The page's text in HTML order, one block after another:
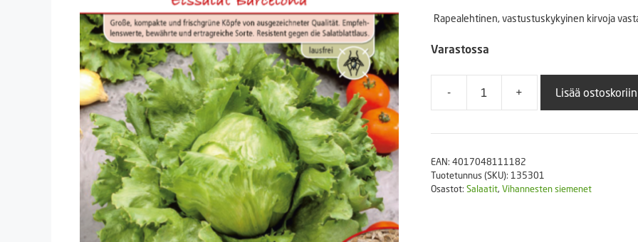
Askartelutarvikkeet
Rapealehtinen, vastustuskykyinen kirvoja
Varastossa
-
Keräsalaatti
määrä
+ Lisää ostoskoriin
EAN: 4017048111182
Tuotetunnus (SKU): 135301
Osastot: Salaatit, Vihannesten siemenet